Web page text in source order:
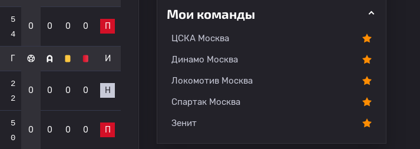
5
4
0 0 0 0 П
Г И
2
2
0 0 0 0 Н
5
0
0 0 0 0 П
Мои команды
ЦСКА Москва
Динамо Москва
Локомотив Москва
Спартак Москва
Зенит